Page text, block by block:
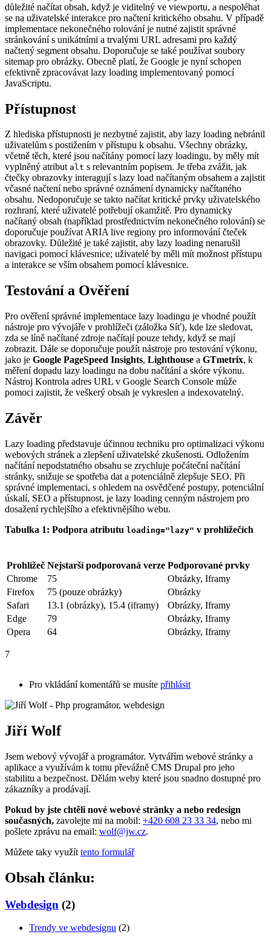
důležité načítat obsah, když je viditelný ve viewportu, a nespoléhat
se na uživatelské interakce pro načtení kritického obsahu. V případě
implementace nekonečného rolování je nutné zajistit správné
stránkování s unikátními a trvalými URL adresami pro každý
načtený segment obsahu. Doporučuje se také používat soubory
sitemap pro obrázky. Obecně platí, že Google je nyní schopen
efektivně zpracovávat lazy loading implementovaný pomocí
JavaScriptu.
Přístupnost
Z hlediska přístupnosti je nezbytné zajistit, aby lazy loading nebránil
uživatelům s postižením v přístupu k obsahu. Všechny obrázky,
včetně těch, které jsou načítány pomocí lazy loadingu, by měly mít
vyplněný atribut alt s relevantním popisem. Je třeba zvážit, jak
čtečky obrazovky interagují s lazy load načítaným obsahem a zajistit
včasné načtení nebo správné oznámení dynamicky načítaného
obsahu. Nedoporučuje se takto načítat kritické prvky uživatelského
rozhraní, které uživatelé potřebují okamžitě. Pro dynamicky
načítaný obsah (například prostřednictvím nekonečného rolování) se
doporučuje používat ARIA live regiony pro informování čteček
obrazovky. Důležité je také zajistit, aby lazy loading nenarušil
navigaci pomocí klávesnice; uživatelé by měli mít možnost přístupu
a interakce se vším obsahem pomocí klávesnice.
Testování a Ověření
Pro ověření správné implementace lazy loadingu je vhodné použít
nástroje pro vývojáře v prohlížeči (záložka Síť), kde lze sledovat,
zda se líně načítané zdroje načítají pouze tehdy, když se mají
zobrazit. Dále se doporučuje použít nástroje pro testování výkonu,
jako je Google PageSpeed Insights, Lighthouse a GTmetrix, k
měření dopadu lazy loadingu na dobu načítání a skóre výkonu.
Nástroj Kontrola adres URL v Google Search Console může
pomoci zajistit, že veškerý obsah je vykreslen a indexovatelný.
Závěr
Lazy loading představuje účinnou techniku pro optimalizaci výkonu
webových stránek a zlepšení uživatelské zkušenosti. Odložením
načítání nepodstatného obsahu se zrychluje počáteční načítání
stránky, snižuje se spotřeba dat a potenciálně zlepšuje SEO. Při
správné implementaci, s ohledem na osvědčené postupy, potenciální
úskalí, SEO a přístupnost, je lazy loading cenným nástrojem pro
dosažení rychlejšího a efektivnějšího webu.
Tabulka 1: Podpora atributu loading="lazy" v prohlížečích
Prohlížeč Nejstarší podporovaná verze Podporované prvky
Chrome
75
Obrázky, Iframy
Firefox
75 (pouze obrázky)
Obrázky
Safari
13.1 (obrázky), 15.4 (iframy)
Obrázky, Iframy
Edge
79
Obrázky, Iframy
Opera
64 Obrázky, Iframy
7
Pro vkládání komentářů se musíte přihlásit
Jiří Wolf
Jsem webový vývojář a programátor. Vytvářím webové stránky a
aplikace a využívám k tomu převážně CMS Drupal pro jeho
stabilitu a bezpečnost. Dělám weby které jsou snadno dostupné pro
zákazníky a prodávají.
Pokud by jste chtěli nové webové stránky a nebo redesign
současných, zavolejte mi na mobil: +420 608 23 33 34, nebo mi
pošlete zprávu na email: wolf@jw.cz.
Můžete taky využít tento formulář
Obsah článku:
Webdesign (2)
Trendy ve webdesignu (2)